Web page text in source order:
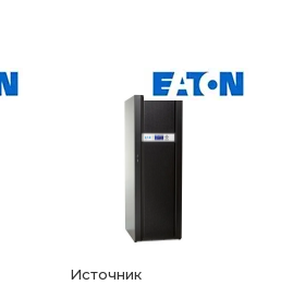
Источник